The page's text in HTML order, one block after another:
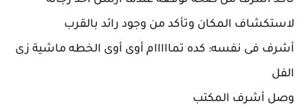
لاستكشاف المكان وتأكد من وجود رائد بالقرب
أشرف فى نفسه: كده تمااااام أوى أوى الخطه ماشية زى
الفل
وصل أشرف المكتب